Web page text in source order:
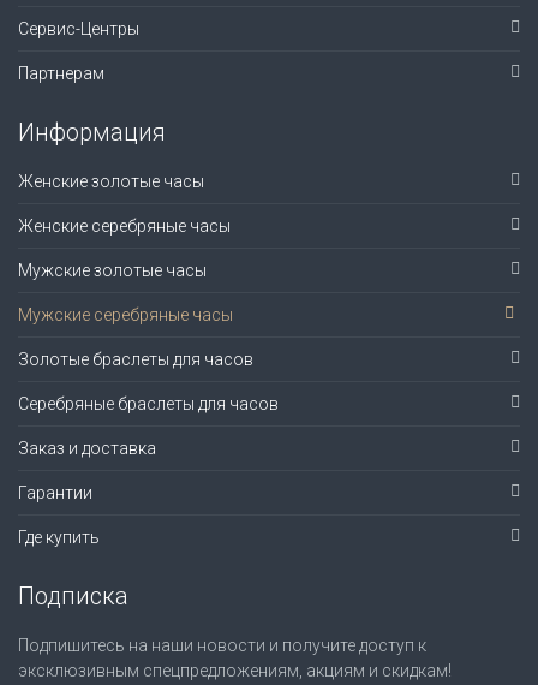
Сервис-Центры
Партнерам
Информация
Женские золотые часы
Женские серебряные часы
Мужские золотые часы
Мужские серебряные часы
Золотые браслеты для часов
Серебряные браслеты для часов
Заказ и доставка
Гарантии
Где купить
Подписка
Подпишитесь на наши новости и получите доступ к
эксклюзивным спецпредложениям, акциям и скидкам!